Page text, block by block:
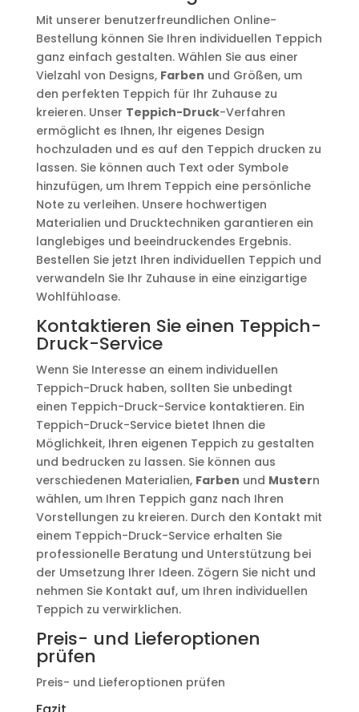
Mit unserer benutzerfreundlichen Online-
Bestellung können Sie Ihren individuellen Teppich
ganz einfach gestalten. Wählen Sie aus einer
Vielzahl von Designs, Farben und Größen, um
den perfekten Teppich für Ihr Zuhause zu
kreieren. Unser Teppich-Druck-Verfahren
ermöglicht es Ihnen, Ihr eigenes Design
hochzuladen und es auf den Teppich drucken zu
lassen. Sie können auch Text oder Symbole
hinzufügen, um Ihrem Teppich eine persönliche
Note zu verleihen. Unsere hochwertigen
Materialien und Drucktechniken garantieren ein
langlebiges und beeindruckendes Ergebnis.
Bestellen Sie jetzt Ihren individuellen Teppich und
verwandeln Sie Ihr Zuhause in eine einzigartige
Wohlfühloase.
Kontaktieren Sie einen Teppich-
Druck-Service
Wenn Sie Interesse an einem individuellen
Teppich-Druck haben, sollten Sie unbedingt
einen Teppich-Druck-Service kontaktieren. Ein
Teppich-Druck-Service bietet Ihnen die
Möglichkeit, Ihren eigenen Teppich zu gestalten
und bedrucken zu lassen. Sie können aus
verschiedenen Materialien, Farben und Mustern
wählen, um Ihren Teppich ganz nach Ihren
Vorstellungen zu kreieren. Durch den Kontakt mit
einem Teppich-Druck-Service erhalten Sie
professionelle Beratung und Unterstützung bei
der Umsetzung Ihrer Ideen. Zögern Sie nicht und
nehmen Sie Kontakt auf, um Ihren individuellen
Teppich zu verwirklichen.
Preis- und Lieferoptionen
prüfen
Preis- und Lieferoptionen prüfen